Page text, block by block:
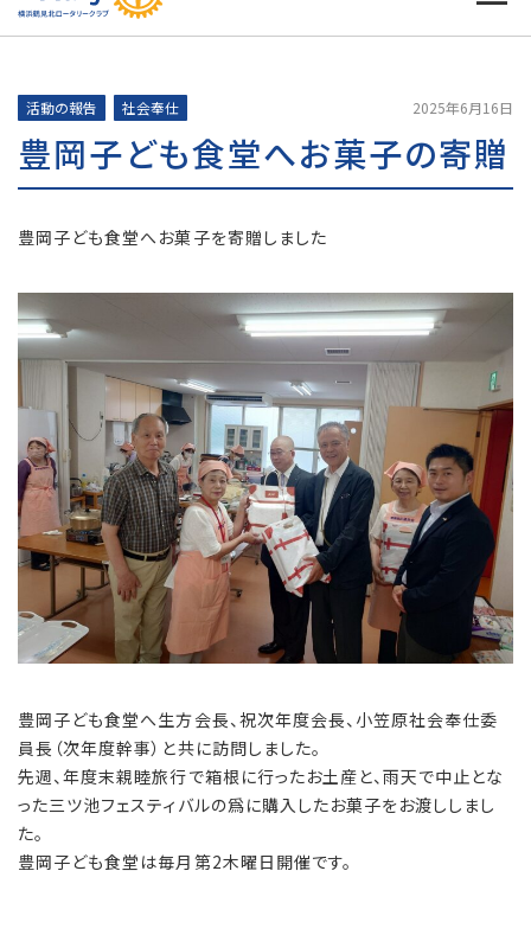
活動の報告 社会奉仕 2025年6月16日
豊岡子ども食堂へお菓子の寄贈
豊岡子ども食堂へお菓子を寄贈しました
豊岡子ども食堂へ生方会長、祝次年度会長、小笠原社会奉仕委
員長（次年度幹事）と共に訪問しました。
先週、年度末親睦旅行で箱根に行ったお土産と、雨天で中止とな
った三ツ池フェスティバルの爲に購入したお菓子をお渡ししまし
た。
豊岡子ども食堂は毎月第2木曜日開催です。